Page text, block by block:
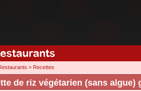
> Recettes
de riz végétarien (sans algue)